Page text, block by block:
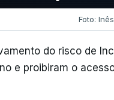
Foto:
do risco de
e proibiram o